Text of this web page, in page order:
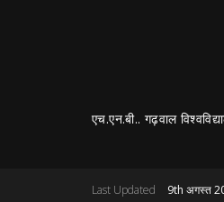
एच.एन.बी.. गढ़वाल
Last Updated 9th अगस्त